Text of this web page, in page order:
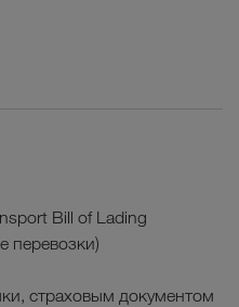
Bill of Lading
перевозки)
страховым документом